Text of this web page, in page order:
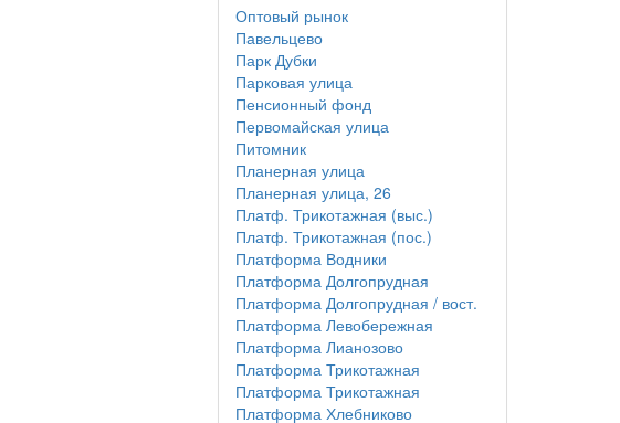
Оптовый рынок
Павельцево
Парк Дубки
Парковая улица
Пенсионный фонд
Первомайская улица
Питомник
Планерная улица
Планерная улица, 26
Платф. Трикотажная (выс.)
Платф. Трикотажная (пос.)
Платформа Водники
Платформа Долгопрудная
Платформа Долгопрудная / вост.
Платформа Левобережная
Платформа Лианозово
Платформа Трикотажная
Платформа Трикотажная
Платформа Хлебниково